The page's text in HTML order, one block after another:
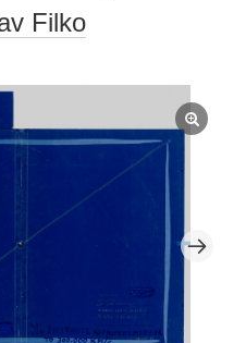
Filko